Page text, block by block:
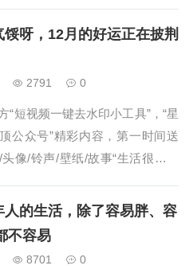
点击放大 长按保存 未来这个词
是美好，可是你别忘了...
呀，12月的好运正在披荆
2791 0
“短视频一键去水印小工具”，“星
公众号”精彩内容，第一时间送
像/铃声/壁纸/故事“生活很苦，
凝视着世界，世界也会用慈悲和
你。用善良接力善良...
的生活，除了容易胖、容
不容易
8701 0